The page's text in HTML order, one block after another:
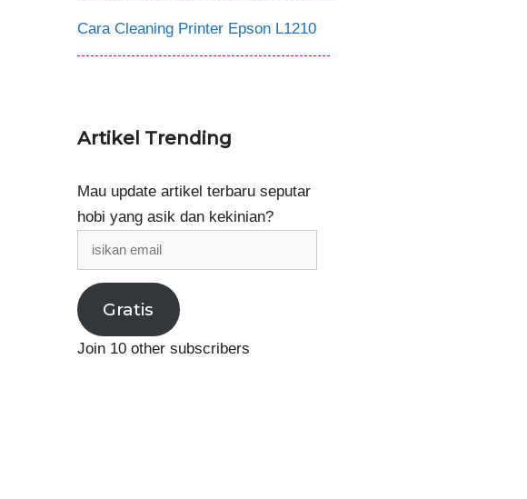
Cara Cleaning Printer Epson L1210
Artikel Trending
Mau update artikel terbaru seputar
hobi yang asik dan kekinian?
isikan
email
Gratis
Join 10 other subscribers